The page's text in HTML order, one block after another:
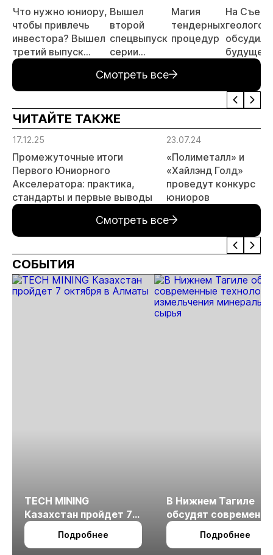
Что нужно юниору,
чтобы привлечь
инвестора? Вышел
третий выпуск
подкаста
недропользования»
Вышел
второй
спецвыпуск
серии
инвестиции
в поиски —
инвестиций»
Магия
тендерных
процедур
На
геологов
обсудили
будущее
Смотреть все
ЧИТАЙТЕ ТАКЖЕ
17.12.25
Промежуточные итоги
Первого Юниорного
Акселератора: практика,
стандарты и первые выводы
23.07.24
«Полиметалл» и
«Хайлэнд Голд»
проведут конкурс
юниоров
Смотреть все
СОБЫТИЯ
TECH MINING
Казахстан пройдет 7
октября в Алматы
Подробнее
В Нижнем Тагиле
обсудят
технологии
измельчения
Подробнее